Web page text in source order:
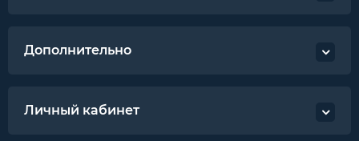
Дополнительно
Личный кабинет